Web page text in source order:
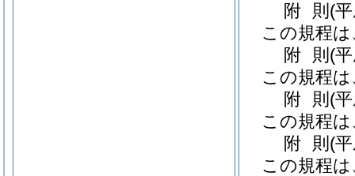
附 則 (
この規程
附 則 (
この規程
附 則 (
この規程
附 則 (
この規程